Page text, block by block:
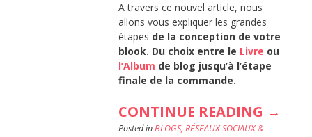
A travers ce nouvel article, nous
allons vous expliquer les grandes
étapes de la conception de votre
blook. Du choix entre le Livre ou
l’Album de blog jusqu’à l’étape
finale de la commande.
CONTINUE READING «
→
Posted inBLOGS, RÉSEAUX SOCIAUX &